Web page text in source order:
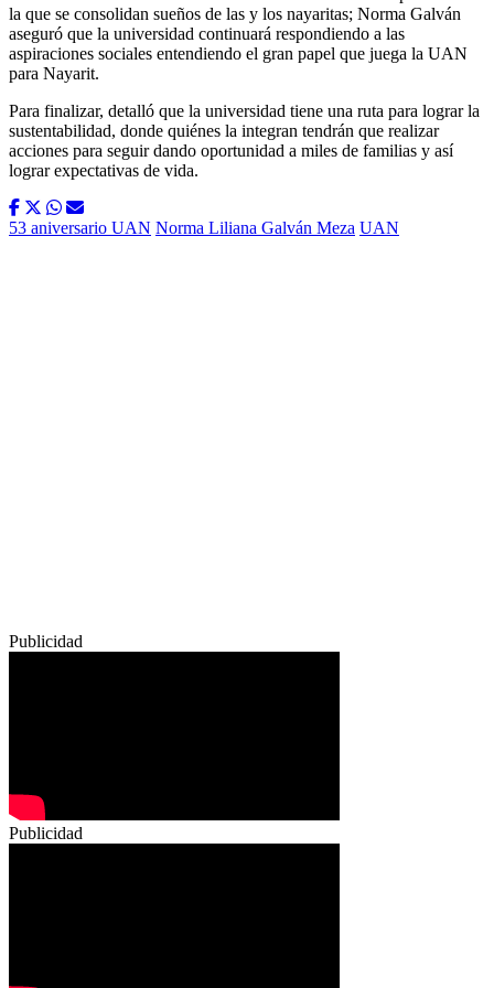
la que se consolidan sueños de las y los nayaritas; Norma Galván
aseguró que la universidad continuará respondiendo a las
aspiraciones sociales entendiendo el gran papel que juega la UAN
para Nayarit.
Para finalizar, detalló que la universidad tiene una ruta para lograr la
sustentabilidad, donde quiénes la integran tendrán que realizar
acciones para seguir dando oportunidad a miles de familias y así
lograr expectativas de vida.
53 aniversario UAN Norma Liliana Galván Meza UAN
Publicidad
Publicidad